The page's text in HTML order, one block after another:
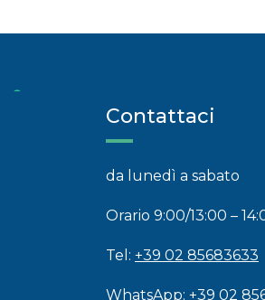
Contattaci
da lunedì a sabato
Orario 9:00/13:00 –
Tel: +39 02 85683633
WhatsApp: +39 02